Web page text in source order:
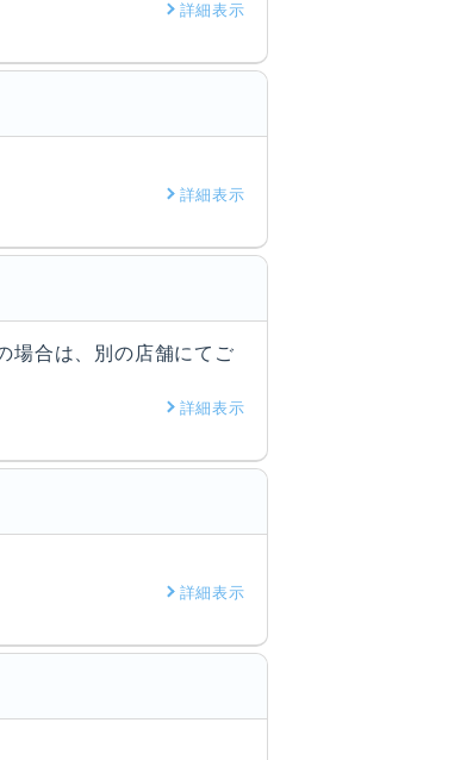
詳細表示
詳細表示
場合は、別の店舗にてご
詳細表示
詳細表示